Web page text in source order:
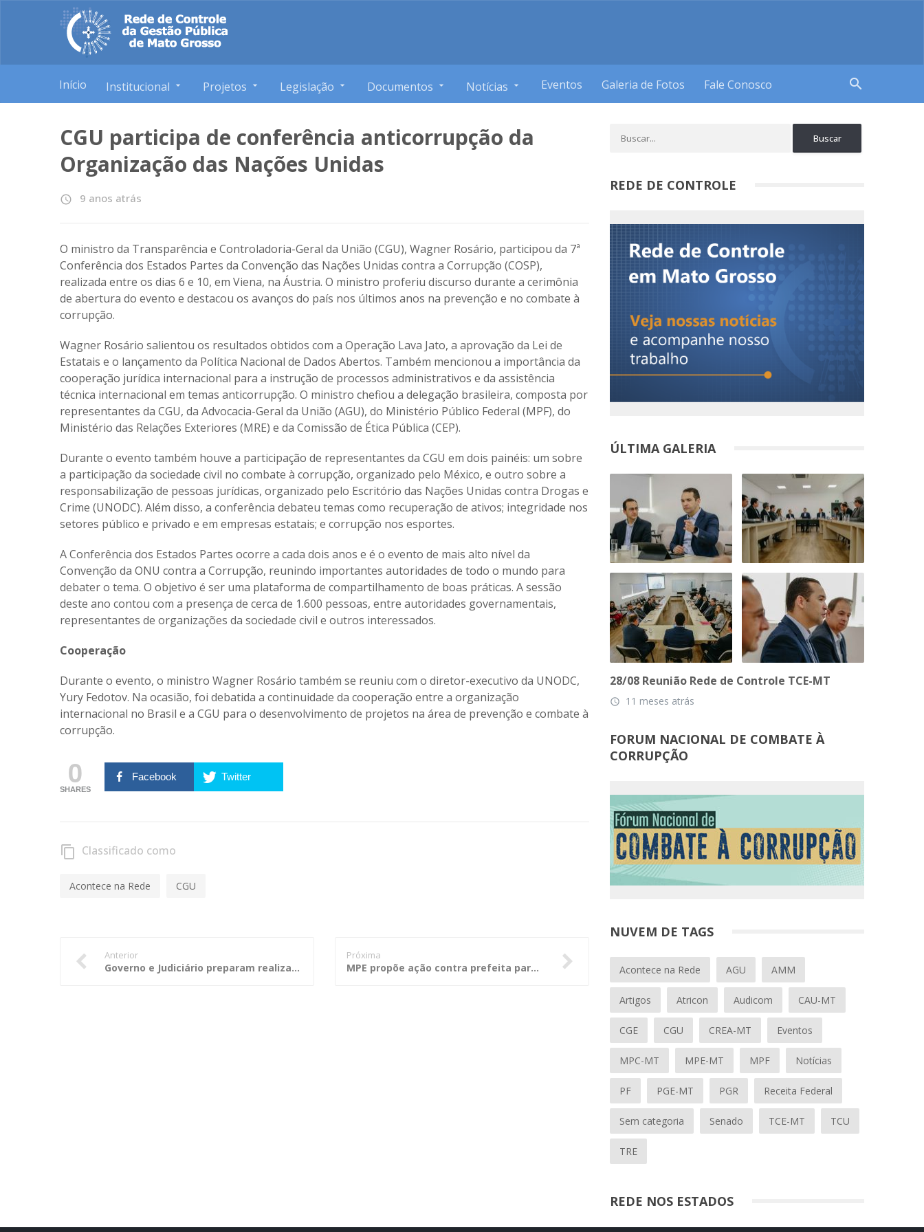
Início Institucional Projetos Legislação Documentos Notícias Eventos Galeria de Fotos Fale Conosco search
CGU participa de conferência anticorrupção da
Organização das Nações Unidas
access_time 9 anos atrás
O ministro da Transparência e Controladoria-Geral da União (CGU), Wagner Rosário, participou da 7ª
Conferência dos Estados Partes da Convenção das Nações Unidas contra a Corrupção (COSP),
realizada entre os dias 6 e 10, em Viena, na Áustria. O ministro proferiu discurso durante a cerimônia
de abertura do evento e destacou os avanços do país nos últimos anos na prevenção e no combate à
corrupção.
Wagner Rosário salientou os resultados obtidos com a Operação Lava Jato, a aprovação da Lei de
Estatais e o lançamento da Política Nacional de Dados Abertos. Também mencionou a importância da
cooperação jurídica internacional para a instrução de processos administrativos e da assistência
técnica internacional em temas anticorrupção. O ministro chefiou a delegação brasileira, composta por
representantes da CGU, da Advocacia-Geral da União (AGU), do Ministério Público Federal (MPF), do
Ministério das Relações Exteriores (MRE) e da Comissão de Ética Pública (CEP).
Durante o evento também houve a participação de representantes da CGU em dois painéis: um sobre
a participação da sociedade civil no combate à corrupção, organizado pelo México, e outro sobre a
responsabilização de pessoas jurídicas, organizado pelo Escritório das Nações Unidas contra Drogas e
Crime (UNODC). Além disso, a conferência debateu temas como recuperação de ativos; integridade nos
setores público e privado e em empresas estatais; e corrupção nos esportes.
A Conferência dos Estados Partes ocorre a cada dois anos e é o evento de mais alto nível da
Convenção da ONU contra a Corrupção, reunindo importantes autoridades de todo o mundo para
debater o tema. O objetivo é ser uma plataforma de compartilhamento de boas práticas. A sessão
deste ano contou com a presença de cerca de 1.600 pessoas, entre autoridades governamentais,
representantes de organizações da sociedade civil e outros interessados.
Cooperação
Durante o evento, o ministro Wagner Rosário também se reuniu com o diretor-executivo da UNODC,
Yury Fedotov. Na ocasião, foi debatida a continuidade da cooperação entre a organização
internacional no Brasil e a CGU para o desenvolvimento de projetos na área de prevenção e combate à
corrupção.
0
SHARES
Facebook Twitter
content_copy Classificado como
Acontece na Rede CGU
Anterior
Governo e Judiciário preparam realização de Mutirão Fiscal Estadual
Próxima
MPE propõe ação contra prefeita para evitar prejuízo de R$ 73 milhões aos cofres públicos por falta de pagamento de energia
REDE DE CONTROLE
ÚLTIMA GALERIA
28/08 Reunião Rede de Controle TCE-MT
access_time 11 meses atrás
FORUM NACIONAL DE COMBATE À
CORRUPÇÃO
NUVEM DE TAGS
Acontece na Rede AGU AMM
Artigos Atricon Audicom CAU-MT
CGE CGU CREA-MT Eventos
MPC-MT MPE-MT MPF Notícias
PF PGE-MT PGR Receita Federal
Sem categoria Senado TCE-MT TCU
TRE
REDE NOS ESTADOS